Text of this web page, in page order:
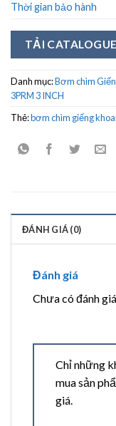
Thời gian bảo hành
TẢI CATALOGUE
Danh mục:Bơm chìm
3PRM 3 INCH
Thẻ:bơm chìm giếng
ĐÁNH GIÁ (0)
Đánh giá
Chưa có đánh
Chỉ những
mua sản
giá.